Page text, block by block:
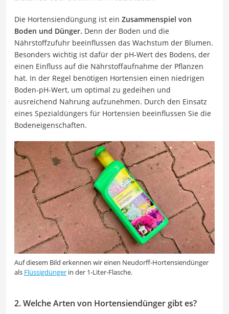
Die Hortensiendüngung ist ein Zusammenspiel von
Boden und Dünger. Denn der Boden und die
Nährstoffzufuhr beeinflussen das Wachstum der Blumen.
Besonders wichtig ist dafür der pH-Wert des Bodens, der
einen Einfluss auf die Nährstoffaufnahme der Pflanzen
hat. In der Regel benötigen Hortensien einen niedrigen
Boden-pH-Wert, um optimal zu gedeihen und
ausreichend Nahrung aufzunehmen. Durch den Einsatz
eines Spezialdüngers für Hortensien beeinflussen Sie die
Bodeneigenschaften.
Auf diesem Bild erkennen wir einen Neudorff-Hortensiendünger
als Flüssigdünger in der 1-Liter-Flasche.
2. Welche Arten von Hortensiendünger gibt es?